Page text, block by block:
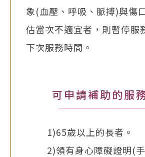
象(血壓、呼吸、脈搏)與傷
估當次不適宜者，則暫停服
下次服務時間。
可申請補助的服
1)65歲以上的長者。
2)領有身心障礙證明(